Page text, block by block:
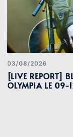
03/08/2026
[LIVE REPORT]
OLYMPIA LE 09-